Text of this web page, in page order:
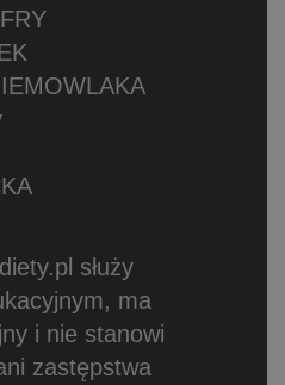
służy
ma
i nie stanowi
zastępstwa